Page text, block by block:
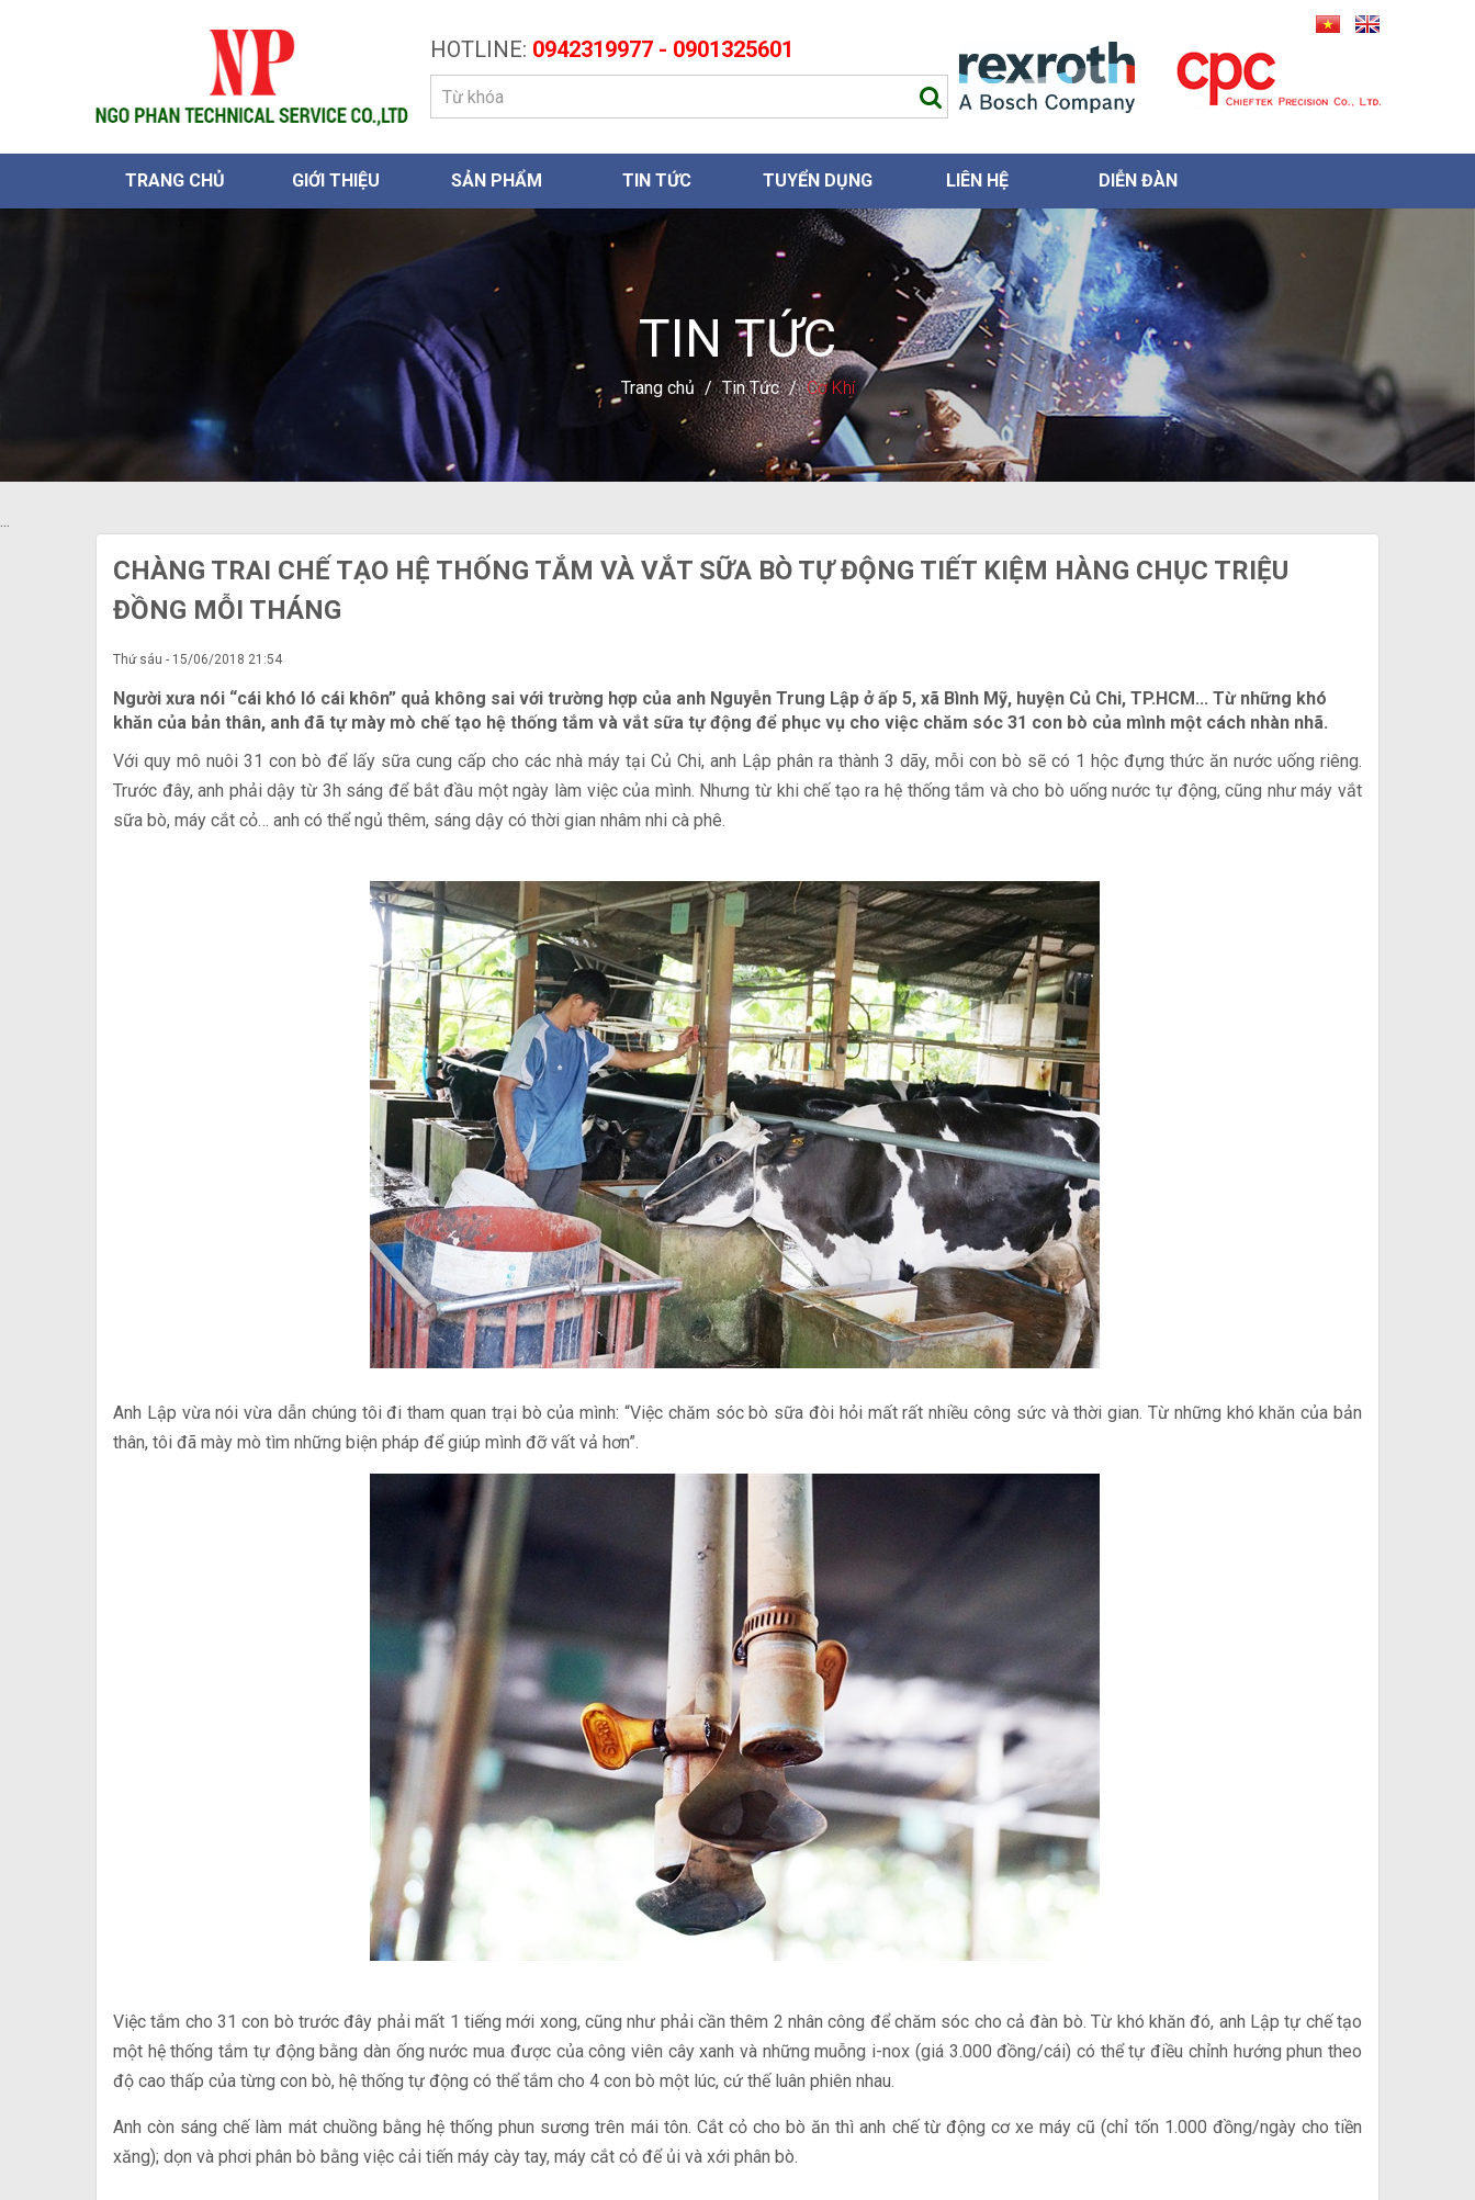
HOTLINE: 0942319977 - 0901325601
TRANG CHỦ GIỚI THIỆU SẢN PHẨM TIN TỨC TUYỂN DỤNG LIÊN HỆ DIỄN ĐÀN
TIN TỨC
Trang chủ / Tin Tức / Cơ Khí
CHÀNG TRAI CHẾ TẠO HỆ THỐNG TẮM VÀ VẮT SỮA BÒ TỰ ĐỘNG TIẾT KIỆM HÀNG CHỤC TRIỆU
ĐỒNG MỖI THÁNG
Thứ sáu - 15/06/2018 21:54
Người xưa nói “cái khó ló cái khôn” quả không sai với trường hợp của anh Nguyễn Trung Lập ở ấp 5, xã Bình Mỹ, huyện Củ Chi, TP.HCM... Từ những khó
khăn của bản thân, anh đã tự mày mò chế tạo hệ thống tắm và vắt sữa tự động để phục vụ cho việc chăm sóc 31 con bò của mình một cách nhàn nhã.
Với quy mô nuôi 31 con bò để lấy sữa cung cấp cho các nhà máy tại Củ Chi, anh Lập phân ra thành 3 dãy, mỗi con bò sẽ có 1 hộc đựng thức ăn nước uống riêng.
Trước đây, anh phải dậy từ 3h sáng để bắt đầu một ngày làm việc của mình. Nhưng từ khi chế tạo ra hệ thống tắm và cho bò uống nước tự động, cũng như máy vắt
sữa bò, máy cắt cỏ… anh có thể ngủ thêm, sáng dậy có thời gian nhâm nhi cà phê.
Anh Lập vừa nói vừa dẫn chúng tôi đi tham quan trại bò của mình: “Việc chăm sóc bò sữa đòi hỏi mất rất nhiều công sức và thời gian. Từ những khó khăn của bản
thân, tôi đã mày mò tìm những biện pháp để giúp mình đỡ vất vả hơn”.
Việc tắm cho 31 con bò trước đây phải mất 1 tiếng mới xong, cũng như phải cần thêm 2 nhân công để chăm sóc cho cả đàn bò. Từ khó khăn đó, anh Lập tự chế tạo
một hệ thống tắm tự động bằng dàn ống nước mua được của công viên cây xanh và những muỗng i-nox (giá 3.000 đồng/cái) có thể tự điều chỉnh hướng phun theo
độ cao thấp của từng con bò, hệ thống tự động có thể tắm cho 4 con bò một lúc, cứ thế luân phiên nhau.
Anh còn sáng chế làm mát chuồng bằng hệ thống phun sương trên mái tôn. Cắt cỏ cho bò ăn thì anh chế từ động cơ xe máy cũ (chỉ tốn 1.000 đồng/ngày cho tiền
xăng); dọn và phơi phân bò bằng việc cải tiến máy cày tay, máy cắt cỏ để ủi và xới phân bò.